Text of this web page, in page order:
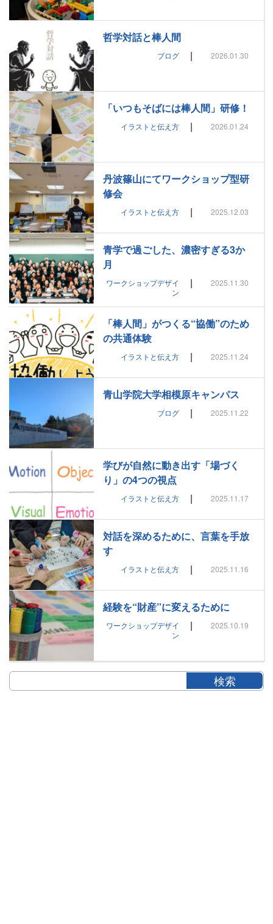
哲学対話と棒人間
ブログ | 2026.01.30
「いつもそばには棒人間」研修！
イラストと伝え方 | 2026.01.24
丹波篠山にてワークショップ型研
修会
イラストと伝え方 | 2025.12.03
青学で過ごした、濃密すぎる3か
月
ワークショップデザイ
ン
| 2025.11.30
「棒人間」がつくる“協働”のため
の共通体験
イラストと伝え方 | 2025.11.24
青山学院大学相模原キャンパス
ブログ | 2025.11.22
学びが自然に動き出す「場づく
り」の4つの視点
イラストと伝え方 | 2025.11.17
対話を深めるために、言葉を手放
す
イラストと伝え方 | 2025.11.16
経験を“財産”に変えるために
ワークショップデザイ
ン
| 2025.10.19